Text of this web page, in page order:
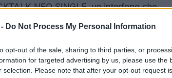
Do Not Process My Personal Information
opt-out of the sale, sharing to third parties, or
for targeted advertising by us, please use the
selection. Please note that after your opt-out request
NEO SINGLE, un interfono che
connettiamo mentre viaggiamo. Con la
pensate per l’uso su strada,
di viaggio indispensabile.